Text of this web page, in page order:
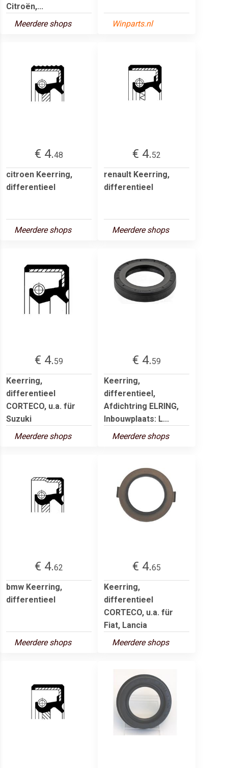
Citroën,...
Meerdere shops
Winparts.nl
€ 4.48
citroen Keerring,
differentieel
Meerdere shops
€ 4.52
renault Keerring,
differentieel
Meerdere shops
€ 4.59
Keerring,
differentieel
CORTECO, u.a. für
Suzuki
Meerdere shops
€ 4.59
Keerring,
differentieel,
Afdichtring ELRING,
Inbouwplaats: L...
Meerdere shops
€ 4.62
bmw Keerring,
differentieel
Meerdere shops
€ 4.65
Keerring,
differentieel
CORTECO, u.a. für
Fiat, Lancia
Meerdere shops